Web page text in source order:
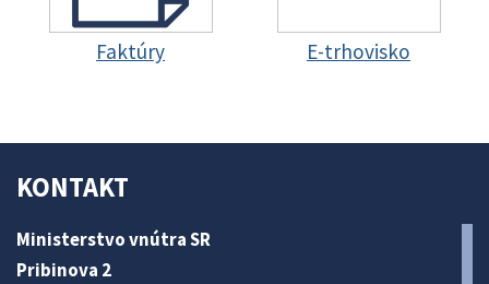
Faktúry E-trhovisko
KONTAKT
Ministerstvo vnútra SR
Pribinova 2